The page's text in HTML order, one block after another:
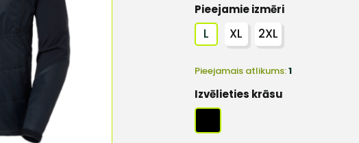
Pieejamie izmēri
L XL 2XL
Pieejamais atlikums:1
Izvēlieties krāsu